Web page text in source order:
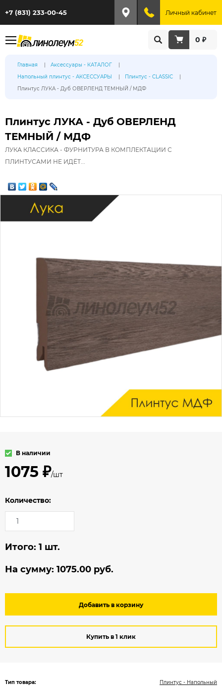
+7 (831) 233-00-45 Личный кабинет
0 ₽
Главная
Аксессуары - КАТАЛОГ
Напольный плинтус - АКСЕССУАРЫ
Плинтус - CLASSIC
Плинтус ЛУКА - Дуб ОВЕРЛЕНД ТЕМНЫЙ / МДФ
Плинтус ЛУКА - Дуб ОВЕРЛЕНД
ТЕМНЫЙ / МДФ
ЛУКА КЛАССИКА - ФУРНИТУРА В КОМПЛЕКТАЦИИ С
ПЛИНТУСАМИ НЕ ИДЁТ...
В наличии
1075 ₽/шт
Количество:
Итого: 1 шт.
На сумму: 1075.00 руб.
Добавить в корзину
Купить в 1 клик
Тип товара:
Плинтус - Напольный